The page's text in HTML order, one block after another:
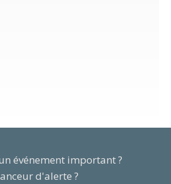
événement important ?
d'alerte ?